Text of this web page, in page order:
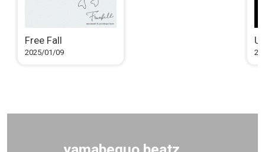
Free Fall
2025/01/09